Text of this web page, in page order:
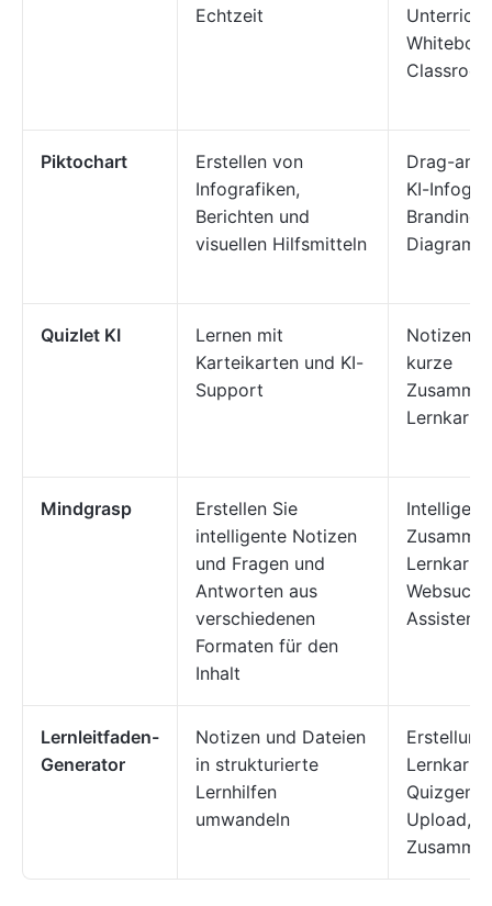
Echtzeit
Piktochart
Erstellen von
Infografiken,
Berichten und
visuellen Hilfsmitteln
Drag-
KI-
Branding-
Quizlet KI
Lernen mit
Karteikarten und KI-
Support
Notizen,
kurze
Mindgrasp
Erstellen Sie
intelligente Notizen
und Fragen und
Antworten aus
verschiedenen
Formaten für den
Inhalt
Assistent
Lernleitfaden-
Generator
Notizen und Dateien
in strukturierte
Lernhilfen
umwandeln
Upload,